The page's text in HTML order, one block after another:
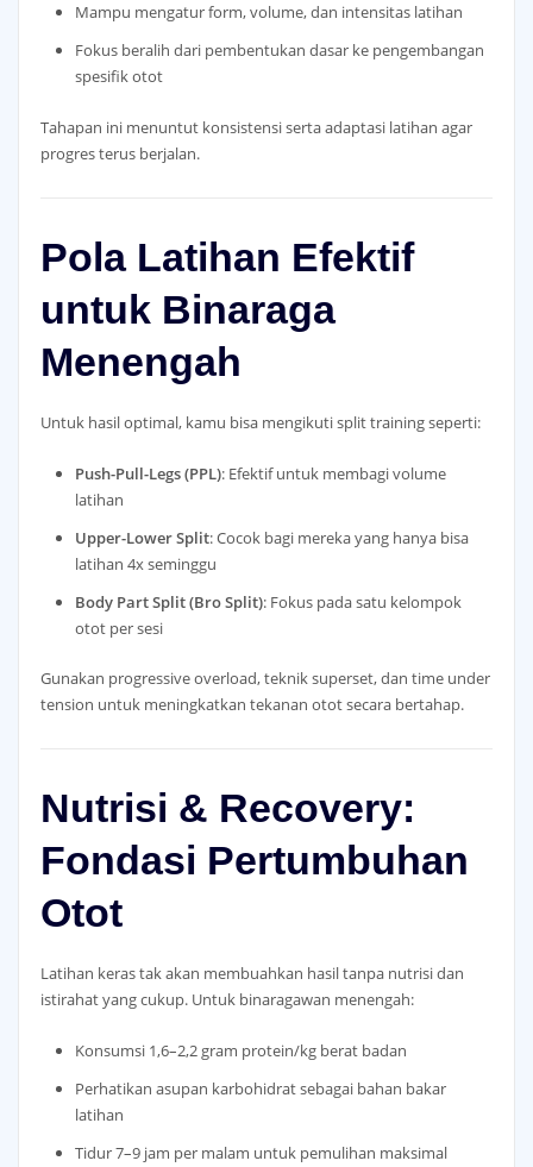
Mampu mengatur form, volume, dan intensitas latihan
Fokus beralih dari pembentukan dasar ke pengembangan
spesifik otot
Tahapan ini menuntut konsistensi serta adaptasi latihan agar
progres terus berjalan.
Pola Latihan Efektif
untuk Binaraga
Menengah
Untuk hasil optimal, kamu bisa mengikuti split training seperti:
Push-Pull-Legs (PPL): Efektif untuk membagi volume
latihan
Upper-Lower Split: Cocok bagi mereka yang hanya bisa
latihan 4x seminggu
Body Part Split (Bro Split): Fokus pada satu kelompok
otot per sesi
Gunakan progressive overload, teknik superset, dan time under
tension untuk meningkatkan tekanan otot secara bertahap.
Nutrisi & Recovery:
Fondasi Pertumbuhan
Otot
Latihan keras tak akan membuahkan hasil tanpa nutrisi dan
istirahat yang cukup. Untuk binaragawan menengah:
Konsumsi 1,6–2,2 gram protein/kg berat badan
Perhatikan asupan karbohidrat sebagai bahan bakar
latihan
Tidur 7–9 jam per malam untuk pemulihan maksimal